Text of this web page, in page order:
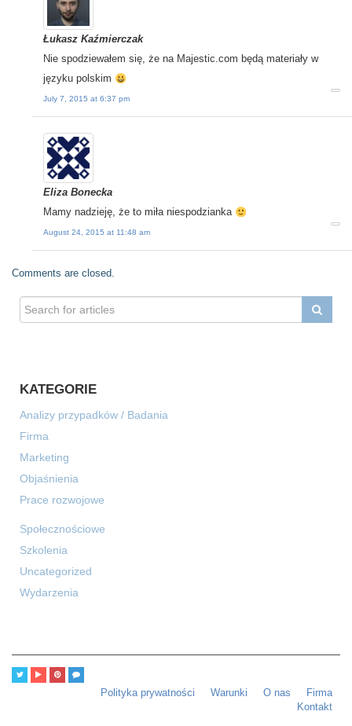
Łukasz Kaźmierczak
Nie spodziewałem się, że na Majestic.com będą materiały w
języku polskim
July 7, 2015 at 6:37 pm
Eliza Bonecka
Mamy nadzieję, że to miła niespodzianka
August 24, 2015 at 11:48 am
Comments are closed.
KATEGORIE
Analizy przypadków / Badania
Firma
Marketing
Objaśnienia
Prace rozwojowe
Społecznościowe
Szkolenia
Uncategorized
Wydarzenia
Firma
O nas
Warunki
Polityka prywatności
Kontakt